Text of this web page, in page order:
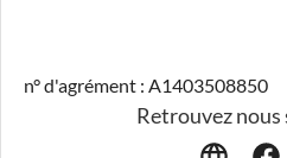
n° d'agrément : A1403508850
Retrouvez nous